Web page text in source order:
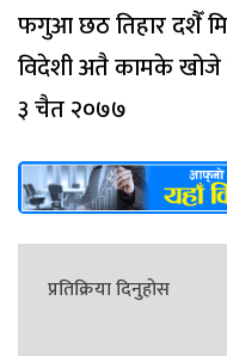
फगुआ छठ तिहार दशैँ
विदेशी अतै कामके खोजे
३ चैत २०७७
प्रतिक्रिया दिनुहोस